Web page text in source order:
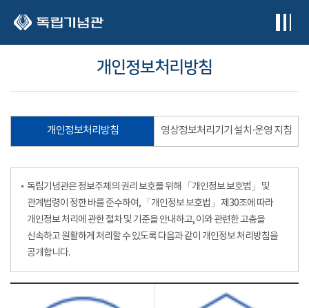
개인정보처리방침
개인정보처리방침 영상정보처리기기 설치·운영 지침
독립기념관은 정보주체의 권리 보호를 위해 「개인정보 보호법」 및
관계법령이 정한 바를 준수하여, 「개인정보 보호법」 제30조에 따라
개인정보 처리에 관한 절차 및 기준을 안내하고, 이와 관련한 고충을
신속하고 원활하게 처리할 수 있도록 다음과 같이 개인정보 처리방침을
공개합니다.